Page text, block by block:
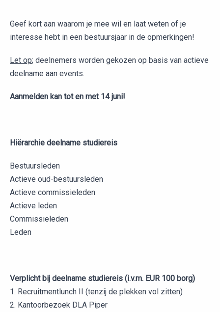
Geef kort aan waarom je mee wil en laat weten of je
interesse hebt in een bestuursjaar in de opmerkingen!
Let op; deelnemers worden gekozen op basis van actieve
deelname aan events.
Aanmelden kan tot en met 14 juni!
Hiërarchie deelname studiereis
Bestuursleden
Actieve oud-bestuursleden
Actieve commissieleden
Actieve leden
Commissieleden
Leden
Verplicht bij deelname studiereis (i.v.m. EUR 100 borg)
1. Recruitmentlunch II (tenzij de plekken vol zitten)
2. Kantoorbezoek DLA Piper